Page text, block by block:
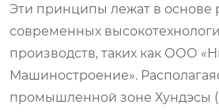
Эти принципы лежат в основе
современных
производств, таких как ООО
Машиностроение».
промышленной зоне Хундэсы